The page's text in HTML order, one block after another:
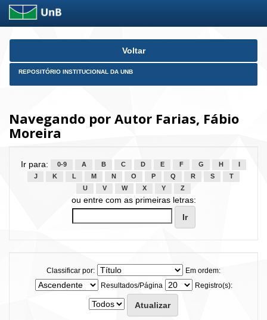
Skip
Voltar
REPOSITÓRIO INSTITUCIONAL DA UNB
Navegando por Autor Farias, Fábio
Moreira
Ir para: 0-9 A B C D E F G H
J
K L M N O P Q R S
T
U
V W X Y Z
ou entre com as primeiras letras:
Classificar por:
Em ordem:
Resultados/Página
Registro(s):